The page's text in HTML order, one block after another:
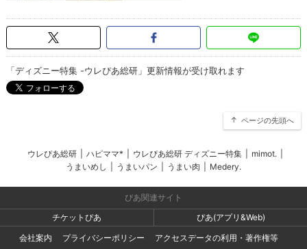
「ディズニー特集 -ウレぴあ総研」更新情報が受け取れます
ページの先頭へ
ウレぴあ総研 ハピママ* ウレぴあ総研 ディズニー特集 mimot.
うまいめし
うまいパン うまい肉 Medery.
ぴあ関連サイト
チケットぴあ
ぴあ(アプリ&Web)
会社案内
プライバシーポリシー アクセスデータの利用・著作権等